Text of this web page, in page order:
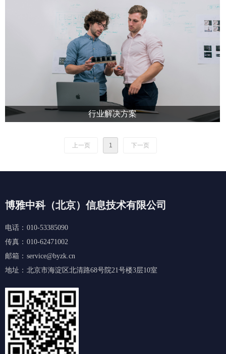
队管理、业务管理和IT管理复杂程度提高，因此普遍会遭遇到以下
管理困惑：管理边际效应下降、基础管理成本上升，并且因之前部
署的各种IT系统使用不同的服务器、操作系统、数据库、中间件和
应用程序而导致信息孤岛、应用孤岛和数据库孤岛的存在，这些困
惑是影响组织快速、稳定的持续成长的根本原因。
行业解决方案
的速度、规模和质量的差异越来越大，有的已经取得稳固的市场和
行业的主导地位，有的已经面临巨大的被挤出行业的风险。
上一页 1 下一页
博雅中科（北京）信息技术有限公司
电话： 010-53385090
传真： 010-62471002
邮箱： service@byzk.cn
地址： 北京市海淀区北清路68号院21号楼3层10室